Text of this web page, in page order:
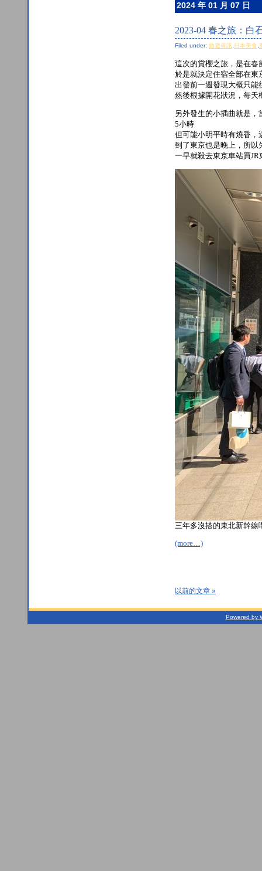
2024 年 01 月 07 日
2023-04 春之旅：白
Filed under: 旅遊資訊 日本美食
這次的賞櫻之旅，是在春
於是就決定住宿全部在東
出發前一週發現大概只能
然後根據開花狀況，每天
另外發生的小插曲就是
5小時
但可能小明平時有燒香，
到了東京也是晚上，所以
一早就殺去東京車站買JR
三年多沒搭的東北新幹線
(more…)
以前的文章 »
Powered by